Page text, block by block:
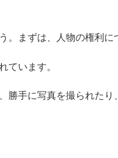
まずは、人物の権利に
手に写真を撮られた